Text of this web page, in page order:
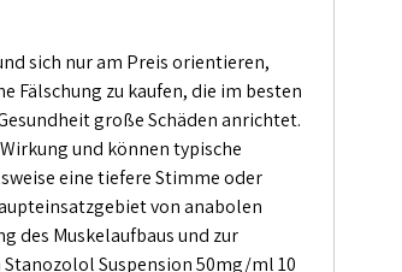
Fälschung zu kaufen, die im besten
große Schäden anrichtet.
und können typische
eine tiefere Stimme oder
von anabolen
des Muskelaufbaus und zur
Suspension 50mg/ml 10